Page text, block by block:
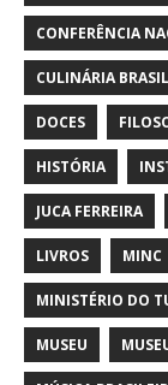
CONFERÊNCIA
CULINÁRIA
DOCES
HISTÓRIA
JUCA FERREIRA
LIVROS MINC
MINISTÉRIO DO
MUSEU